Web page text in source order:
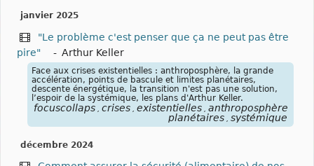
janvier 2025
"Le problème c'est penser que ça ne peut pas être
pire"
- Arthur Keller
Face aux crises existentielles : anthroposphère, la grande
accélération, points de bascule et limites planétaires,
descente énergétique, la transition n'est pas une solution,
l’espoir de la systémique, les plans d'Arthur Keller.
focuscollaps crises existentielles anthroposphère
planétaires systémique
décembre 2024